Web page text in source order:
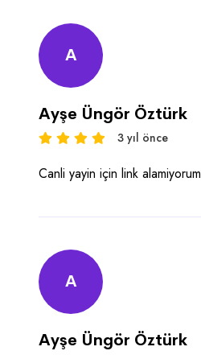
A
Ayşe Üngör Öztürk
3 yıl önce
Canli yayin için link alamiyorum
A
Ayşe Üngör Öztürk